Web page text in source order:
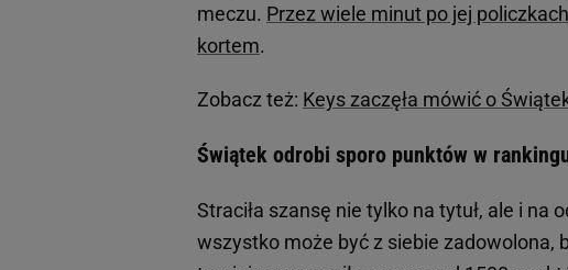
meczu. Przez wiele minut po jej
kortem.
Zobacz też: Keys zaczęła mówić o
Świątek odrobi sporo punktów w
Straciła szansę nie tylko na tytuł, ale i
wszystko może być z siebie zadowolona,